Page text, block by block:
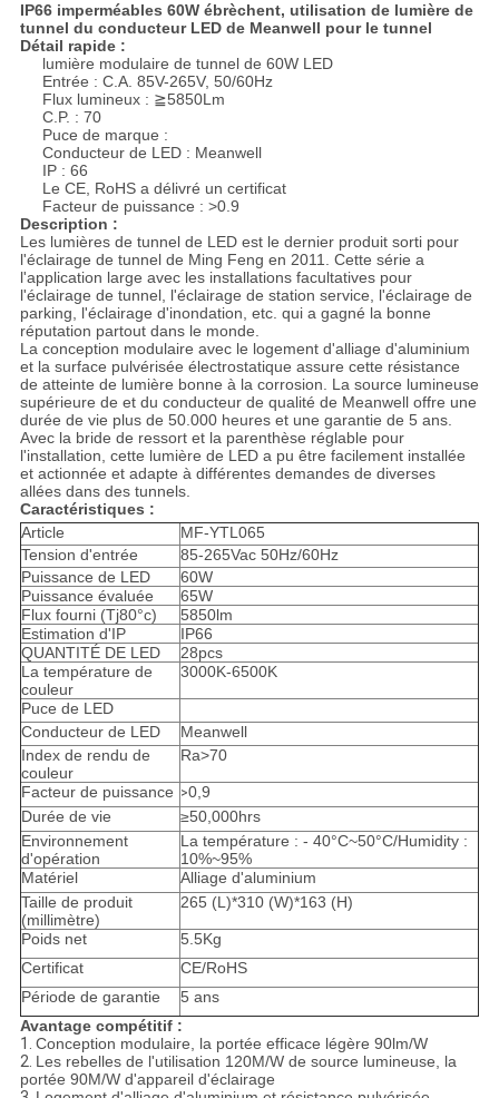
IP66 imperméables 60W ébrèchent, utilisation de lumière de
tunnel du conducteur LED de Meanwell pour le tunnel
Détail rapide :
lumière modulaire de tunnel de 60W LED
Entrée : C.A. 85V-265V, 50/60Hz
Flux lumineux : ≧5850Lm
C.P. : 70
Puce de marque :
Conducteur de LED : Meanwell
IP : 66
Le CE, RoHS a délivré un certificat
Facteur de puissance : >0.9
Description :
Les lumières de tunnel de LED est le dernier produit sorti pour
l'éclairage de tunnel de Ming Feng en 2011. Cette série a
l'application large avec les installations facultatives pour
l'éclairage de tunnel, l'éclairage de station service, l'éclairage de
parking, l'éclairage d'inondation, etc. qui a gagné la bonne
réputation partout dans le monde.
La conception modulaire avec le logement d'alliage d'aluminium
et la surface pulvérisée électrostatique assure cette résistance
de atteinte de lumière bonne à la corrosion. La source lumineuse
supérieure de et du conducteur de qualité de Meanwell offre une
durée de vie plus de 50.000 heures et une garantie de 5 ans.
Avec la bride de ressort et la parenthèse réglable pour
l'installation, cette lumière de LED a pu être facilement installée
et actionnée et adapte à différentes demandes de diverses
allées dans des tunnels.
Caractéristiques :
Article
MF-YTL065
Tension d'entrée
85-265Vac 50Hz/60Hz
Puissance de LED
60W
Puissance évaluée
65W
Flux fourni (Tj80°c)
5850lm
Estimation d'IP
IP66
QUANTITÉ DE LED
28pcs
La température de
couleur
3000K-6500K
Puce de LED
Conducteur de LED
Meanwell
Index de rendu de
couleur
Ra>70
Facteur de puissance >0,9
Durée de vie
≥50,000hrs
Environnement
d'opération
La température : - 40°C~50°C/Humidity :
10%~95%
Matériel
Alliage d'aluminium
Taille de produit
(millimètre)
265 (L)*310 (W)*163 (H)
Poids net
5.5Kg
Certificat
CE/RoHS
Période de garantie
5 ans
Avantage compétitif :
1. Conception modulaire, la portée efficace légère 90lm/W
2. Les rebelles de l'utilisation 120M/W de source lumineuse, la
portée 90M/W d'appareil d'éclairage